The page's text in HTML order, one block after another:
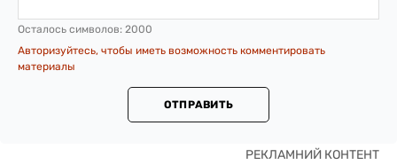
Осталось символов: 2000
Авторизуйтесь, чтобы иметь возможность комментировать
материалы
ОТПРАВИТЬ